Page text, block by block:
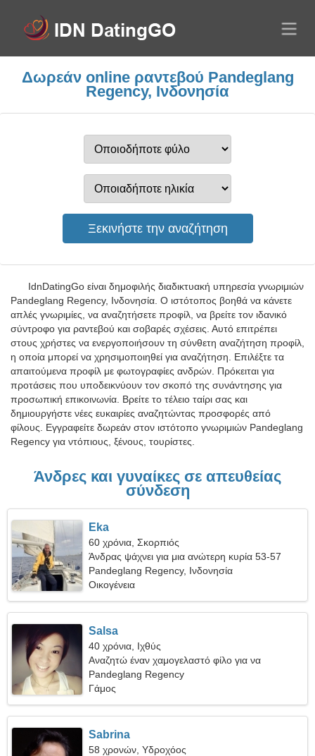
Δωρεάν online ραντεβού Pandeglang
Regency, Ινδονησία
IdnDatingGo είναι δημοφιλής διαδικτυακή υπηρεσία γνωριμιών
Pandeglang Regency, Ινδονησία. Ο ιστότοπος βοηθά να κάνετε
απλές γνωριμίες, να αναζητήσετε προφίλ, να βρείτε τον ιδανικό
σύντροφο για ραντεβού και σοβαρές σχέσεις. Αυτό επιτρέπει
στους χρήστες να ενεργοποιήσουν τη σύνθετη αναζήτηση προφίλ,
η οποία μπορεί να χρησιμοποιηθεί για αναζήτηση. Επιλέξτε τα
απαιτούμενα προφίλ με φωτογραφίες ανδρών. Πρόκειται για
προτάσεις που υποδεικνύουν τον σκοπό της συνάντησης για
προσωπική επικοινωνία. Βρείτε το τέλειο ταίρι σας και
δημιουργήστε νέες ευκαιρίες αναζητώντας προσφορές από
φίλους. Εγγραφείτε δωρεάν στον ιστότοπο γνωριμιών Pandeglang
Regency για ντόπιους, ξένους, τουρίστες.
Άνδρες και γυναίκες σε απευθείας
σύνδεση
Eka
60 χρόνια, Σκορπιός
Άνδρας ψάχνει για μια ανώτερη κυρία 53-57
Pandeglang Regency, Ινδονησία
Οικογένεια
Salsa
40 χρόνια, Ιχθύς
Αναζητώ έναν χαμογελαστό φίλο για να
ταξιδέψουμε μαζί
Pandeglang Regency
Γάμος
Sabrina
58 χρονών, Υδροχόος